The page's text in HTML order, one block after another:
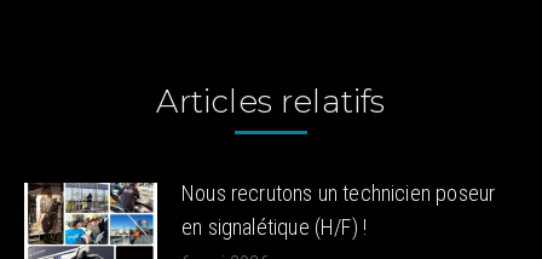
Articles relatifs
Nous recrutons un technicien poseur
en signalétique (H/F) !